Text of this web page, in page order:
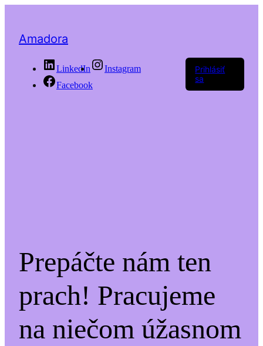
Amadora
LinkedIn
Instagram
Facebook
Prihlásiť
sa
Prepáčte nám ten
prach! Pracujeme
na niečom úžasnom